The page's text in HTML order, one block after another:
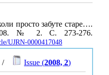
просто забуте старе….
№ 2. С. 273-276.
UJRN-0000417048
/ Issue (2008, 2)